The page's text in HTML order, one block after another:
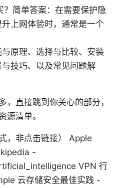
简单答案：在需要保护隐
上网体验时，通常是一个
原理、选择与比较、安装
技巧、以及常见问题解
，直接跳到你关心的部分，
源清单。
，非点击链接） Apple
-
VPN 行
云存储安全最佳实践 -